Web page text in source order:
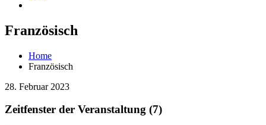
Französisch
Home
Französisch
28. Februar 2023
Zeitfenster der Veranstaltung (7)